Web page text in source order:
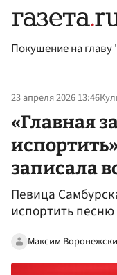
Покушение на
23 апреля 2026 13:46
«Главная
записала
Певица
испортить
Максим